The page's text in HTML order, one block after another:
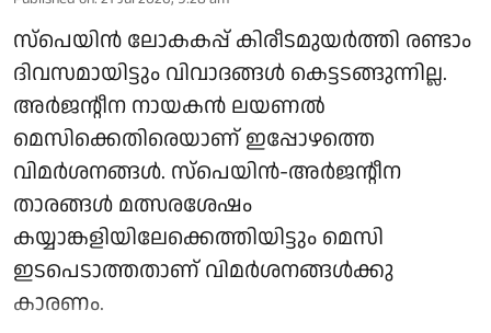
സ്പെയിൻ ലോകകപ്പ് കിരീടമുയർത്തി രണ്ടാം
ദിവസമായിട്ടും വിവാദങ്ങൾ കെട്ടടങ്ങുന്നില്ല.
അർജന്റീന നായകൻ ലയണൽ
മെസിക്കെതിരെയാണ് ഇപ്പോഴത്തെ
വിമർശനങ്ങൾ. സ്‌പെയിൻ-അർജന്റീന
താരങ്ങൾ മത്സരശേഷം
കയ്യാങ്കളിയിലേക്കെത്തിയിട്ടും മെസി
ഇടപെടാത്തതാണ് വിമർശനങ്ങൾക്കു
കാരണം.